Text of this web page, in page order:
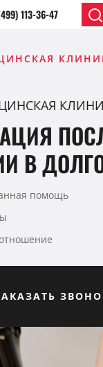
113-36-47
В
помощь